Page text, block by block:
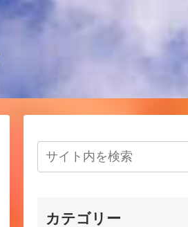
カテゴリー